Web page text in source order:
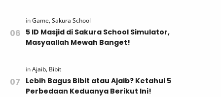
5 ID Masjid di Sakura School Simulator,
Masyaallah Mewah Banget!
Lebih Bagus Bibit atau Ajaib? Ketahui 5
Perbedaan Keduanya Berikut Ini!